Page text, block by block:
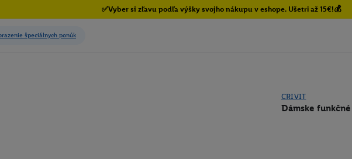
✅Vyber si zľavu podľa výšky svojho nákupu v eshope. Ušetri až 15€!💰
CRIVIT
Dámske